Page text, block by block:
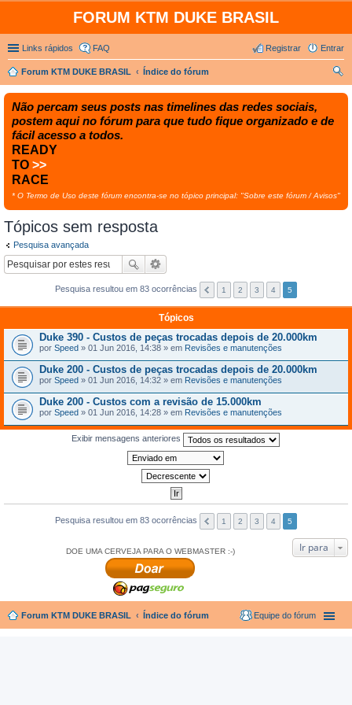
FORUM KTM DUKE BRASIL
Links rápidos FAQ Entrar
Registrar
Forum KTM DUKE BRASIL
Índice do fórum
sar
Não percam seus posts nas timelines das redes sociais,
postem aqui no fórum para que tudo fique organizado e de
fácil acesso a todos.
READY
TO >>
RACE
* O Termo de Uso deste fórum encontra-se no tópico principal: "Sobre este fórum / Avisos"
Tópicos sem resposta
Pesquisa avançada
Pesquisa resultou em 83 ocorrências 1 2 3 4 5
Tópicos
Duke 390 - Custos de peças trocadas depois de 20.000km
por Speed » 01 Jun 2016, 14:38 » em Revisões e manutenções
Duke 200 - Custos de peças trocadas depois de 20.000km
por Speed » 01 Jun 2016, 14:32 » em Revisões e manutenções
Duke 200 - Custos com a revisão de 15.000km
por Speed » 01 Jun 2016, 14:28 » em Revisões e manutenções
Exibir mensagens anteriores
Pesquisa resultou em 83 ocorrências 1 2 3 4 5
Ir para
DOE UMA CERVEJA PARA O WEBMASTER :-)
Forum KTM DUKE BRASIL Índice do fórum Equipe do fórum